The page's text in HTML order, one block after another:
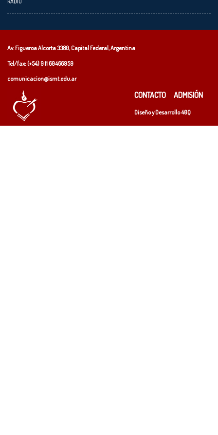
Av. Figueroa Alcorta 3380, Capital Federal, Argentina
Tel/fax: (+54)9 11 60466959
comunicacion@ismt.edu.ar
CONTACTO ADMISIÓN
Diseño y Desarrollo40Q